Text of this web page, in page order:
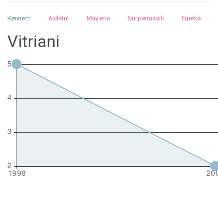
Kenneth Avilatul Maylena Nurpermasih
Eureka
Nurhilman
Pathin
Vitriani